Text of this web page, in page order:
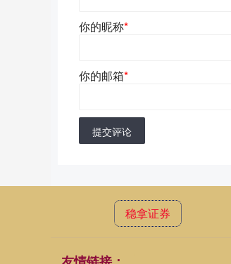
你的昵称*
你的邮箱*
提交评论
稳拿证券